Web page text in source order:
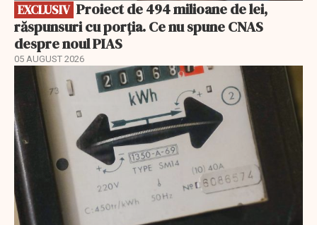
EXCLUSIV
răspunsuri cu porția. Ce nu spune CNAS
despre noul PIAS
05 AUGUST 2026